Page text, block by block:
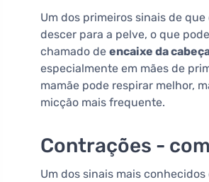
Um dos primeiros sinais de
descer para a pelve, o que
chamado de encaixe da
especialmente em mães de
mamãe pode respirar melhor,
micção mais frequente.
Contrações -
Um dos sinais mais